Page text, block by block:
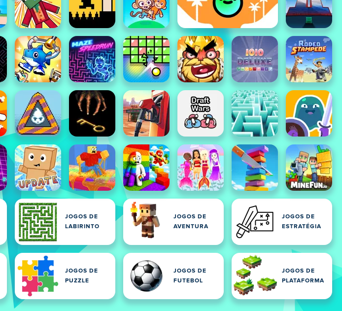
JOGOS DE
LABIRINTO
JOGOS DE
AVENTURA
JOGOS DE
ESTRATÉGIA
JOGOS DE
PUZZLE
JOGOS DE
FUTEBOL
JOGOS DE
PLATAFORMA